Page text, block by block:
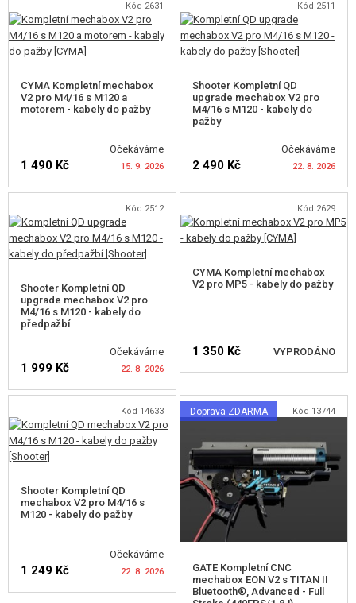
SETY VZDUCHOTECHNIKY
RAMÍNKA TRYSKY
HLAVY VÁLCE
PÍSTY, HŘEBENY
PRUŽINY
OZUBENÁ KOLA, PODLOŽKY
PŘERUŠOVAČE
SPOUŠŤOVÉ KONTAKTY
SPOUŠTĚ
LOŽISKA
KULISY PŘEPÍNAČE
VNITŘNÍ DÍLY PŘEPÍNAČE STŘELBY
HLÍDAT DOSTUPNOST
Kód 2631
CYMA Kompletní mechabox
V2 pro M4/16 s M120 a
motorem - kabely do pažby
Očekáváme
1 490 Kč 15. 9. 2026
HLÍDAT DOSTUPNOST
Kód 2511
Shooter Kompletní QD
upgrade mechabox V2 pro
M4/16 s M120 - kabely do
pažby
Očekáváme
2 490 Kč 22. 8. 2026
HLÍDAT DOSTUPNOST
Kód 2512
Shooter Kompletní QD
upgrade mechabox V2 pro
M4/16 s M120 - kabely do
předpažbí
Očekáváme
1 999 Kč 22. 8. 2026
HLÍDAT DOSTUPNOST
Kód 2629
CYMA Kompletní mechabox
V2 pro MP5 - kabely do pažby
1 350 Kč VYPRODÁNO
HLÍDAT DOSTUPNOST
Kód 14633
Shooter Kompletní QD
mechabox V2 pro M4/16 s
M120 - kabely do pažby
Očekáváme
1 249 Kč 22. 8. 2026
Doprava ZDARMA Kód 13744
GATE Kompletní CNC
mechabox EON V2 s TITAN II
Bluetooth®, Advanced - Full